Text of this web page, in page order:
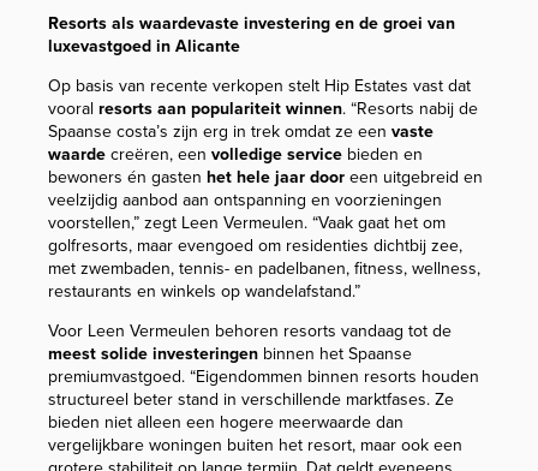
Resorts als waardevaste investering en de groei van
luxevastgoed in Alicante
Op basis van recente verkopen stelt Hip Estates vast dat
vooral resorts aan populariteit winnen. “Resorts nabij de
Spaanse costa’s zijn erg in trek omdat ze een vaste
waarde creëren, een volledige service bieden en
bewoners én gasten het hele jaar door een uitgebreid en
veelzijdig aanbod aan ontspanning en voorzieningen
voorstellen,” zegt Leen Vermeulen. “Vaak gaat het om
golfresorts, maar evengoed om residenties dichtbij zee,
met zwembaden, tennis- en padelbanen, fitness, wellness,
restaurants en winkels op wandelafstand.”
Voor Leen Vermeulen behoren resorts vandaag tot de
meest solide investeringen binnen het Spaanse
premiumvastgoed. “Eigendommen binnen resorts houden
structureel beter stand in verschillende marktfases. Ze
bieden niet alleen een hogere meerwaarde dan
vergelijkbare woningen buiten het resort, maar ook een